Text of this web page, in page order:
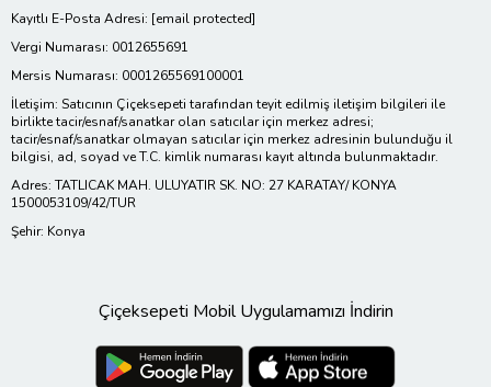
Kayıtlı E-Posta Adresi: [email protected]
Vergi Numarası: 0012655691
Mersis Numarası: 0001265569100001
İletişim: Satıcının Çiçeksepeti tarafından teyit edilmiş iletişim bilgileri ile
birlikte tacir/esnaf/sanatkar olan satıcılar için merkez adresi;
tacir/esnaf/sanatkar olmayan satıcılar için merkez adresinin bulunduğu il
bilgisi, ad, soyad ve T.C. kimlik numarası kayıt altında bulunmaktadır.
Adres: TATLICAK MAH. ULUYATIR SK. NO: 27 KARATAY/ KONYA
1500053109/42/TUR
Şehir: Konya
Çiçeksepeti Mobil Uygulamamızı İndirin